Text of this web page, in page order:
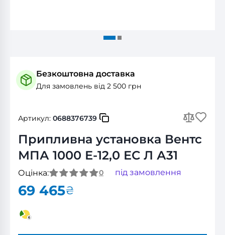
Безкоштовна доставка
Для замовлень від 2 500 грн
Артикул: 0688376739
Припливна установка Вентс
МПА 1000 Е-12,0 ЕС Л А31
Оцінка: 0 під замовлення
69 465₴